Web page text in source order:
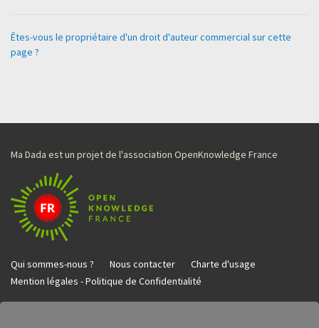
Êtes-vous le propriétaire d'un droit d'auteur commercial sur cette
page ?
Ma Dada est un projet de l'association OpenKnowledge France
Qui sommes-nous ? Nous contacter
Charte d'usage
Mention légales - Politique de Confidentialité